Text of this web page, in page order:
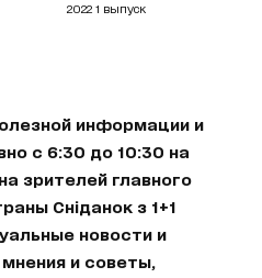
2022 1 выпуск
информации и
с 6:30 до 10:30 на
зрителей главного
Сніданок з 1+1
новости и
и советы,